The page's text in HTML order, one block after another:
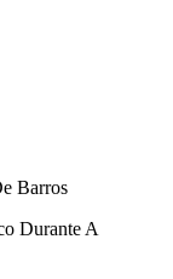
Barros
Durante A